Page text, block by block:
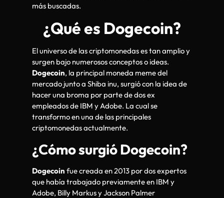
más buscadas.
¿Qué es Dogecoin?
El universo de las criptomonedas es tan amplio y
surgen bajo numerosos conceptos o ideas.
Dogecoin, la principal moneda meme del
mercado junto a Shiba inu, surgió con la idea de
hacer una broma por parte de dos ex
empleados de IBM y Adobe. La cual se
transformo en una de las principales
criptomonedas actualmente.
¿Cómo surgió Dogecoin?
Dogecoin fue creada en 2013 por dos expertos
que había trabajado previamente en IBM y
Adobe, Billy Markus y Jackson Palmer